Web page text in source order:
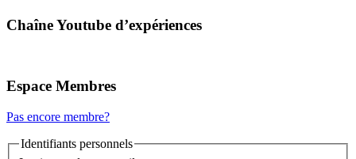
Chaîne Youtube d’expériences
Espace Membres
Pas encore membre?
Identifiants personnels